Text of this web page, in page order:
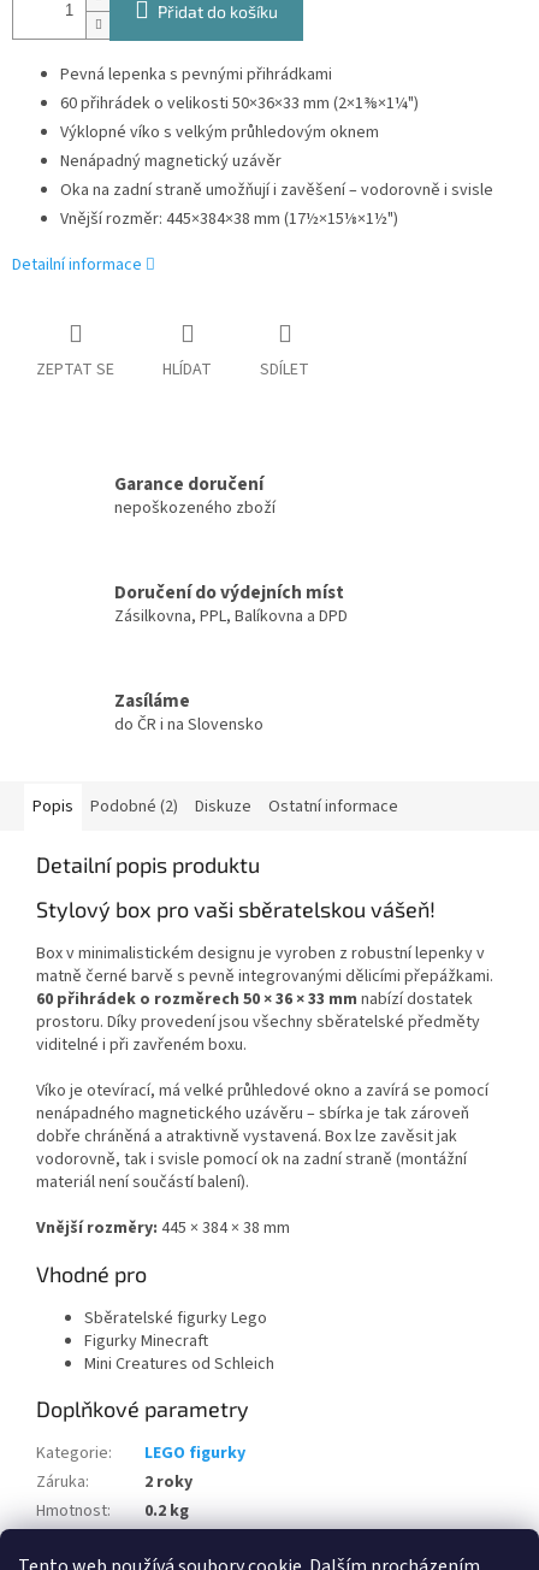
Přidat do košíku
Pevná lepenka s pevnými přihrádkami
60 přihrádek o velikosti 50×36×33 mm (2×1⅜×1¼")
Výklopné víko s velkým průhledovým oknem
Nenápadný magnetický uzávěr
Oka na zadní straně umožňují i zavěšení – vodorovně i svisle
Vnější rozměr: 445×384×38 mm (17½×15⅛×1½")
Detailní informace
ZEPTAT SE HLÍDAT SDÍLET
Garance doručení
nepoškozeného zboží
Doručení do výdejních míst
Zásilkovna, PPL, Balíkovna a DPD
Zasíláme
do ČR i na Slovensko
Popis Podobné (2) Diskuze Ostatní informace
Detailní popis produktu
Stylový box pro vaši sběratelskou vášeň!
Box v minimalistickém designu je vyroben z robustní lepenky v
matně černé barvě s pevně integrovanými dělicími přepážkami.
60 přihrádek o rozměrech 50 × 36 × 33 mm nabízí dostatek
prostoru. Díky provedení jsou všechny sběratelské předměty
viditelné i při zavřeném boxu.
Víko je otevírací, má velké průhledové okno a zavírá se pomocí
nenápadného magnetického uzávěru – sbírka je tak zároveň
dobře chráněná a atraktivně vystavená. Box lze zavěsit jak
vodorovně, tak i svisle pomocí ok na zadní straně (montážní
materiál není součástí balení).
Vnější rozměry: 445 × 384 × 38 mm
Vhodné pro
Sběratelské figurky Lego
Figurky Minecraft
Mini Creatures od Schleich
Doplňkové parametry
Kategorie:
LEGO figurky
Záruka:
2 roky
Hmotnost:
0.2 kg